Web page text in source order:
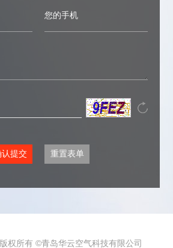
版权所有 ©青岛华云空气科技有限公司